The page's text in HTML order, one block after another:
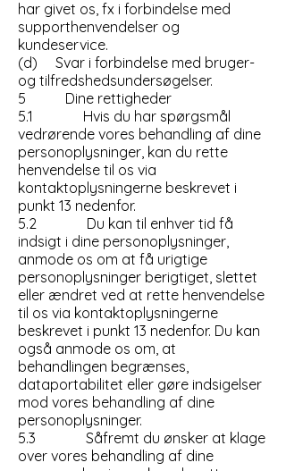
har givet os, fx i forbindelse med
supporthenvendelser og
kundeservice.
(d) Svar i forbindelse med bruger-
og tilfredshedsundersøgelser.
5 Dine rettigheder
5.1 Hvis du har spørgsmål
vedrørende vores behandling af dine
personoplysninger, kan du rette
henvendelse til os via
kontaktoplysningerne beskrevet i
punkt 13 nedenfor.
5.2 Du kan til enhver tid få
indsigt i dine personoplysninger,
anmode os om at få urigtige
personoplysninger berigtiget, slettet
eller ændret ved at rette henvendelse
til os via kontaktoplysningerne
beskrevet i punkt 13 nedenfor. Du kan
også anmode os om, at
behandlingen begrænses,
dataportabilitet eller gøre indsigelser
mod vores behandling af dine
personoplysninger.
5.3 Såfremt du ønsker at klage
over vores behandling af dine